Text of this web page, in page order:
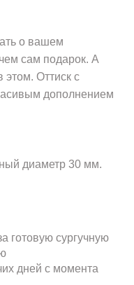
о вашем
сам подарок. А
этом. Оттиск с
дополнением
диаметр 30 мм.
готовую сургучную
дней с момента